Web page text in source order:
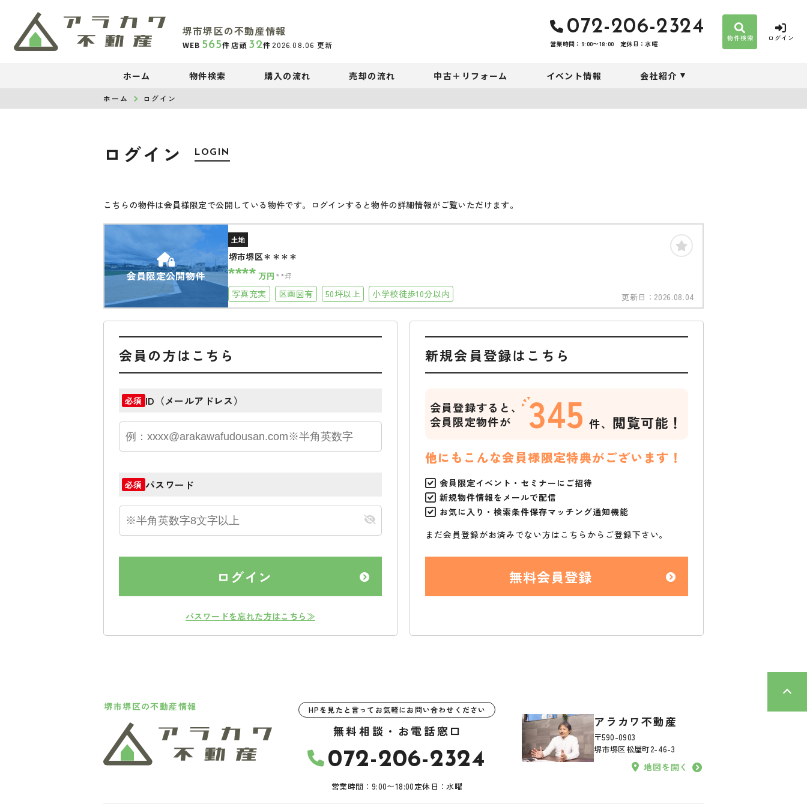
堺市堺区の不動産情報
WEB 565件 店頭 32件 2026.08.06 更新
072-206-2324
営業時間：9:00〜18:00 定休日：水曜
物件検索 ログイン
ホーム 物件検索 購入の流れ 売却の流れ 中古＋リフォーム イベント情報 会社紹介
ホーム ログイン
ログイン LOGIN
こちらの物件は会員様限定で公開している物件です。ログインすると物件の詳細情報がご覧いただけます。
会員限定公開物件
土地
堺市堺区＊＊＊＊
**** 万円 **坪
写真充実 区画図有 50坪以上 小学校徒歩10分以内 更新日： 2026.08.04
会員の方はこちら
必須 ID（メールアドレス）
必須 パスワード
ログイン
パスワードを忘れた方はこちら≫
新規会員登録はこちら
会員登録すると、
会員限定物件が
345 件、 閲覧可能！
他にもこんな会員様限定特典がございます！
会員限定イベント・セミナーにご招待
新規物件情報をメールで配信
お気に入り・検索条件保存マッチング通知機能
まだ会員登録がお済みでない方はこちらからご登録下さい。
無料会員登録
堺市堺区の不動産情報 HPを見たと言ってお気軽にお問い合わせください
無料相談・お電話窓口
072-206-2324
営業時間：9:00〜18:00定休日：水曜
アラカワ不動産
〒590-0903
堺市堺区松屋町2-46-3
地図を開く